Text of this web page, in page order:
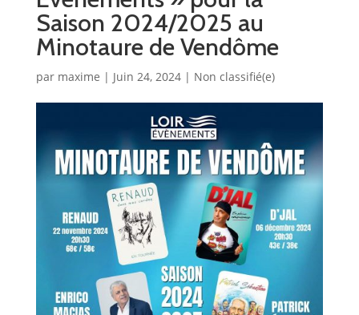
Saison 2024/2025 au
Minotaure de Vendôme
par maxime | Juin 24, 2024| Non classifié(e)